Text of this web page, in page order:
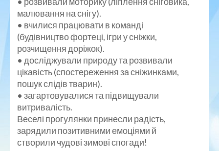
малювання на снігу).
• вчилися працювати в команді
(будівництво фортеці, ігри у сніжки,
розчищення доріжок).
• досліджували природу та розвивали
цікавість (спостереження за сніжинками,
пошук слідів тварин).
• загартовувалися та підвищували
витривалість.
Веселі прогулянки принесли радість,
зарядили позитивними емоціями й
створили чудові зимові спогади!